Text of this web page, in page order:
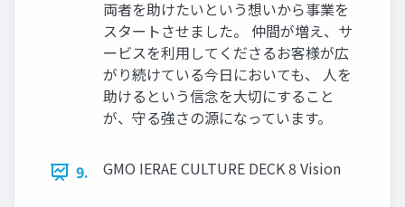
両者を助けたいという想いから事業を
スタートさせました。 仲間が増え、サ
ービスを利用してくださるお客様が広
がり続けている今日においても、 人を
助けるという信念を大切にすること
が、守る強さの源になっています。
9. GMO IERAE CULTURE DECK 8 Vision